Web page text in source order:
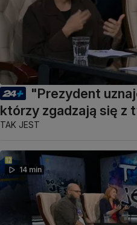
"Prezydent
którzy zgadzają się z
TAK JEST
14 min